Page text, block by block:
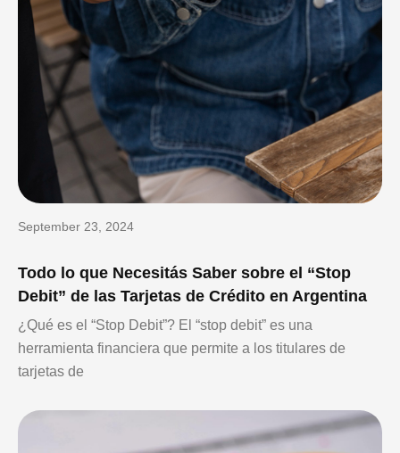
Todo lo que Necesitás Saber sobre el “Stop
Debit” de las Tarjetas de Crédito en Argentina
September 23, 2024
¿Qué es el “Stop Debit”? El “stop debit” es una
herramienta financiera que permite a los titulares de
tarjetas de